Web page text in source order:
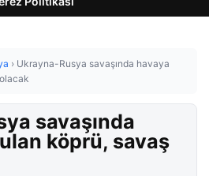
› Ukrayna-Rusya savaşında havaya
savaşında
köprü, savaş